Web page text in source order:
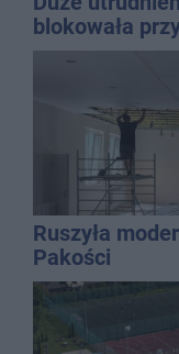
blokowała
Ruszyła
Pakości